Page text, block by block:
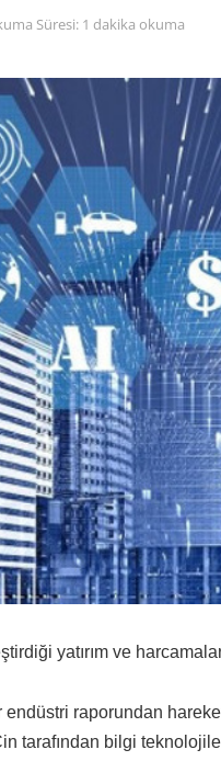
Süresi: 1 dakika okuma
yatırım ve
raporundan
tarafından bilgi